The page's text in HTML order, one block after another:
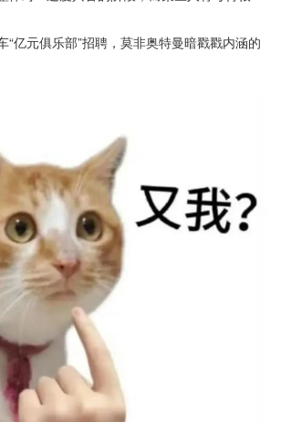
“亿元俱乐部”招聘，莫非奥特曼暗戳戳内涵的